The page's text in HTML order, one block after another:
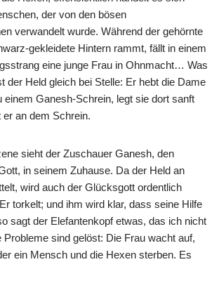
der von den bösen
verwandelt wurde. Während der gehörnte
gekleidete Hintern rammt, fällt in einem
eine junge Frau in Ohnmacht… Was
der Held gleich bei Stelle: Er hebt die Dame
einem Ganesh-Schrein, legt sie dort sanft
er an dem Schrein.
sieht der Zuschauer Ganesh, den
in seinem Zuhause. Da der Held an
wird auch der Glücksgott ordentlich
torkelt; und ihm wird klar, dass seine Hilfe
sagt der Elefantenkopf etwas, das ich nicht
Probleme sind gelöst: Die Frau wacht auf,
ein Mensch und die Hexen sterben. Es